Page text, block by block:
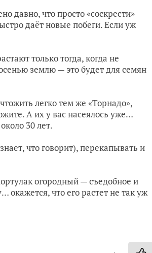
давно, что просто «соскрести»
даёт новые побеги. Если уж
только тогда, когда не
землю — это будет для семян
легко тем же «Торнадо»,
А их у вас насеялось уже…
30 лет.
что говорит), перекапывать и
огородный — съедобное и
окажется, что его растет не так уж